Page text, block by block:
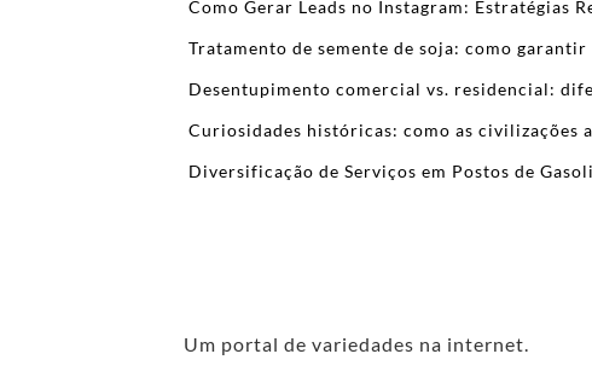
Como Gerar Leads no Instagram: Estratégias
Tratamento de semente de soja: como
Desentupimento comercial vs. residencial:
Curiosidades históricas: como as civilizações
Diversificação de Serviços em Postos de
Um portal de variedades na internet.